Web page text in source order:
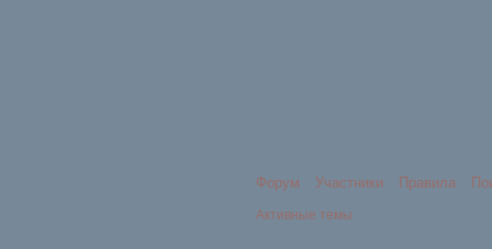
Форум Участники Правила
Активные темы